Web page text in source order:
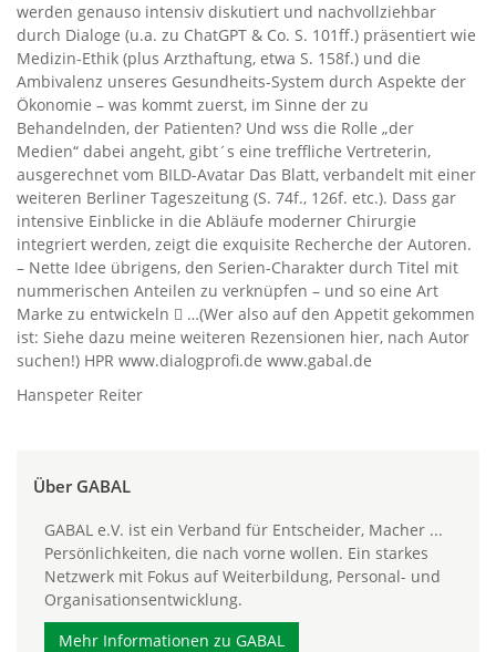
werden genauso intensiv diskutiert und nachvollziehbar
durch Dialoge (u.a. zu ChatGPT & Co. S. 101ff.) präsentiert wie
Medizin-Ethik (plus Arzthaftung, etwa S. 158f.) und die
Ambivalenz unseres Gesundheits-System durch Aspekte der
Ökonomie – was kommt zuerst, im Sinne der zu
Behandelnden, der Patienten? Und wss die Rolle „der
Medien“ dabei angeht, gibt´s eine treffliche Vertreterin,
ausgerechnet vom BILD-Avatar Das Blatt, verbandelt mit einer
weiteren Berliner Tageszeitung (S. 74f., 126f. etc.). Dass gar
intensive Einblicke in die Abläufe moderner Chirurgie
integriert werden, zeigt die exquisite Recherche der Autoren.
– Nette Idee übrigens, den Serien-Charakter durch Titel mit
nummerischen Anteilen zu verknüpfen – und so eine Art
Marke zu entwickeln  …(Wer also auf den Appetit gekommen
ist: Siehe dazu meine weiteren Rezensionen hier, nach Autor
suchen!) HPR www.dialogprofi.de www.gabal.de
Hanspeter Reiter
Über GABAL
GABAL e.V. ist ein Verband für Entscheider, Macher ...
Persönlichkeiten, die nach vorne wollen. Ein starkes
Netzwerk mit Fokus auf Weiterbildung, Personal- und
Organisationsentwicklung.
Mehr Informationen zu GABAL